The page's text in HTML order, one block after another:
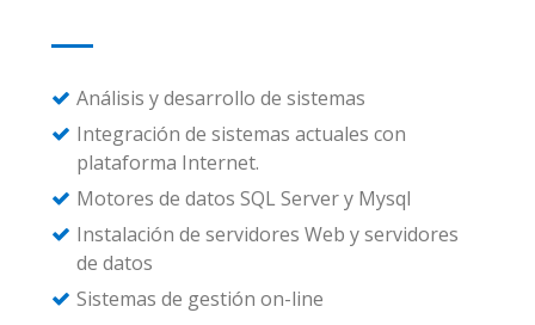
Análisis y desarrollo de sistemas
Integración de sistemas actuales con
plataforma Internet.
Motores de datos SQL Server y Mysql
Instalación de servidores Web y servidores
de datos
Sistemas de gestión on-line